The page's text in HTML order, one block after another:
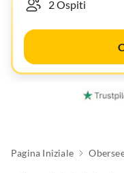
Pagina Iniziale